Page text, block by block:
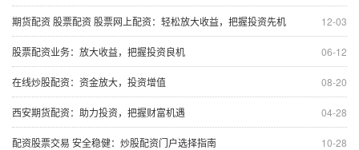
12-03
期货配资 股票配资 股票网上配资：轻松放大收益，把握投资先机
06-12
股票配资业务：放大收益，把握投资良机
08-20
在线炒股配资：资金放大，投资增值
04-28
西安期货配资：助力投资，把握财富机遇
10-28
配资股票交易 安全稳健：炒股配资门户选择指南